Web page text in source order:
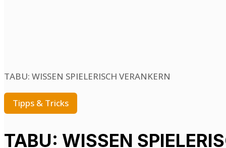
TABU: WISSEN SPIELERISCH VERANKERN
Tipps & Tricks
TABU: WISSEN